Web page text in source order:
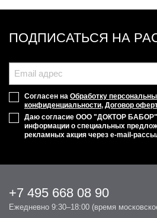
ПОДПИСАТЬСЯ НА
Согласен на Обработку
конфиденциальности, Договор
Даю согласие ООО "ДОКТОР БАБОР"
информации о специальных
рекламных акция через e-mail-
+7 495 668 08 90
Ежедневно 9:30–18:00 (время